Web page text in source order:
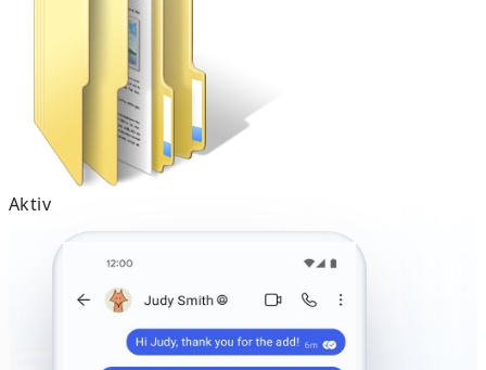
Aktiv